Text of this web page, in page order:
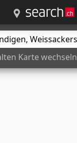
Karte wechseln